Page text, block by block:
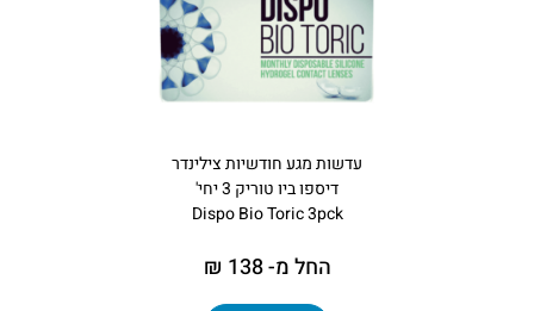
עדשות מגע חודשיות צילינדר
דיספו ביו טוריק 3 יחי'
Dispo Bio Toric 3pck
החל מ- 138 ₪